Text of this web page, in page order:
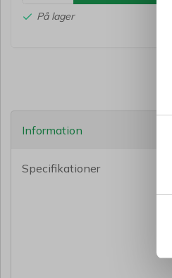
På lager
Information
Specifikationer